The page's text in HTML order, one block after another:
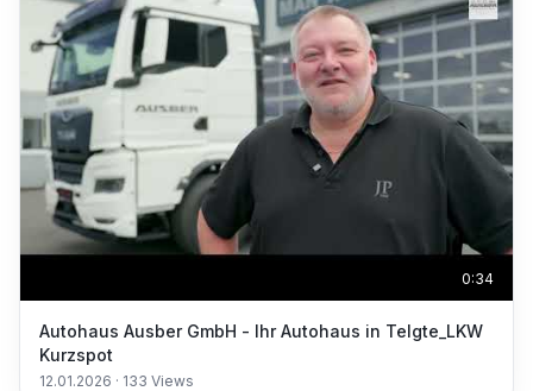
0:34
Autohaus Ausber GmbH - Ihr Autohaus in Telgte_LKW
Kurzspot
12.01.2026 · 133 Views